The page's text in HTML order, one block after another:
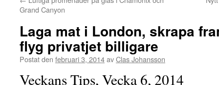
Grand Canyon
Laga mat i London, skrapa
flyg privatjet billigare
Postat den februari 3, 2014avClas Johansson
Veckans Tips, Vecka 6, 2014